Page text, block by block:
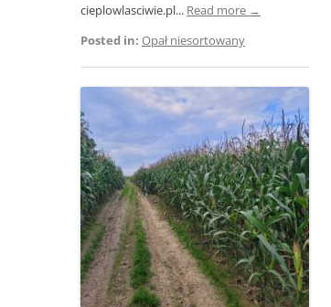
cieplowlasciwie.pl... Read more →
Posted in: Opał niesortowany